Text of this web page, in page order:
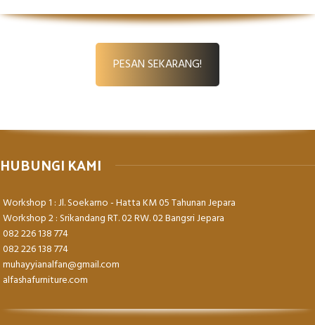
PESAN SEKARANG!
HUBUNGI KAMI
Workshop 1 : Jl. Soekarno - Hatta KM 05 Tahunan Jepara
Workshop 2 : Srikandang RT. 02 RW. 02 Bangsri Jepara
082 226 138 774
082 226 138 774
muhayyianalfan@gmail.com
alfashafurniture.com